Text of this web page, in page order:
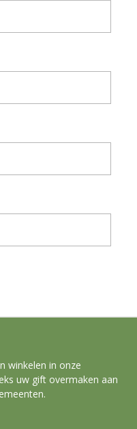
winkelen in onze
uw gift overmaken aan